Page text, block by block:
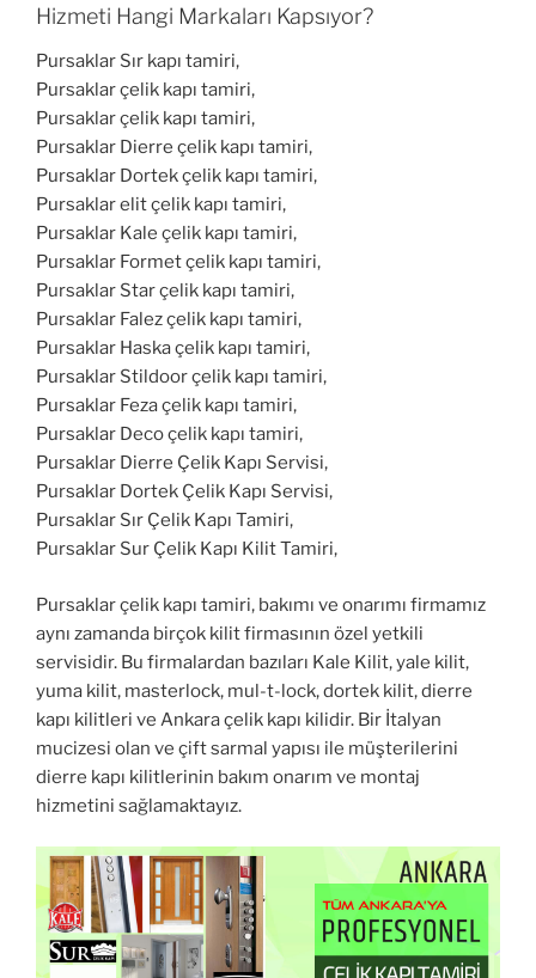
Hizmeti Hangi Markaları Kapsıyor?
Pursaklar Sır kapı tamiri,
Pursaklar çelik kapı tamiri,
Pursaklar çelik kapı tamiri,
Pursaklar Dierre çelik kapı tamiri,
Pursaklar Dortek çelik kapı tamiri,
Pursaklar elit çelik kapı tamiri,
Pursaklar Kale çelik kapı tamiri,
Pursaklar Formet çelik kapı tamiri,
Pursaklar Star çelik kapı tamiri,
Pursaklar Falez çelik kapı tamiri,
Pursaklar Haska çelik kapı tamiri,
Pursaklar Stildoor çelik kapı tamiri,
Pursaklar Feza çelik kapı tamiri,
Pursaklar Deco çelik kapı tamiri,
Pursaklar Dierre Çelik Kapı Servisi,
Pursaklar Dortek Çelik Kapı Servisi,
Pursaklar Sır Çelik Kapı Tamiri,
Pursaklar Sur Çelik Kapı Kilit Tamiri,
Pursaklar çelik kapı tamiri, bakımı ve onarımı firmamız
aynı zamanda birçok kilit firmasının özel yetkili
servisidir. Bu firmalardan bazıları Kale Kilit, yale kilit,
yuma kilit, masterlock, mul-t-lock, dortek kilit, dierre
kapı kilitleri ve Ankara çelik kapı kilidir. Bir İtalyan
mucizesi olan ve çift sarmal yapısı ile müşterilerini
dierre kapı kilitlerinin bakım onarım ve montaj
hizmetini sağlamaktayız.